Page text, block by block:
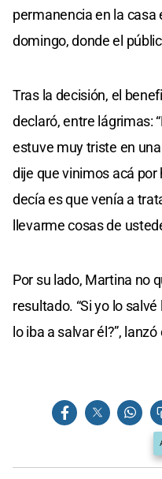
permanencia en la casa
domingo, donde el
Tras la decisión, el
declaró, entre lágrimas:
estuve muy triste en
dije que vinimos acá
decía es que venía a
llevarme cosas de
Por su lado, Martina no
resultado. “Si yo lo
lo iba a salvar él?”,